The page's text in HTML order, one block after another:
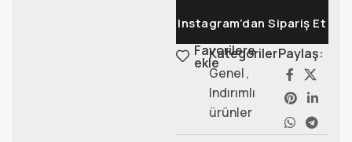
Instagram’dan Sipariş Et
Favorilere
ekle
Kategoriler:
Genel,
Indırımlı
ürünler
Paylaş: